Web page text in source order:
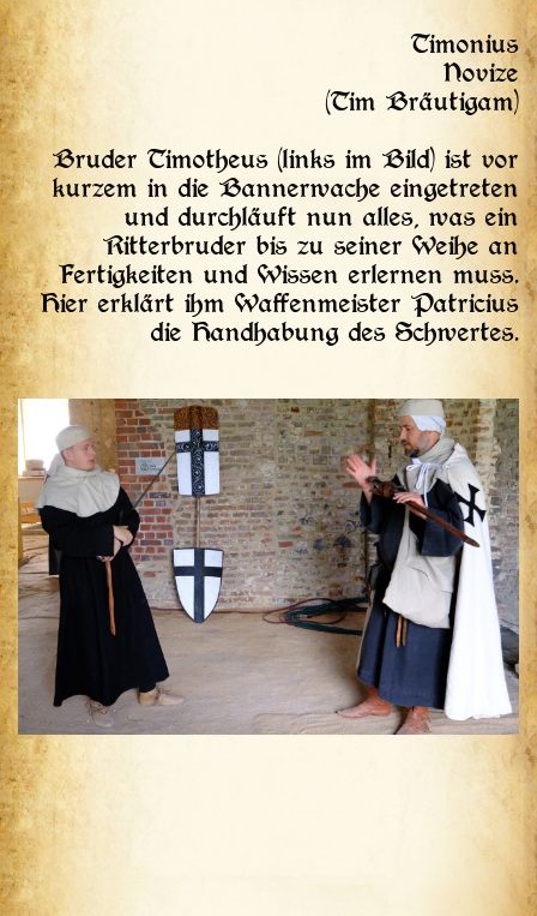
Timonius
Novize
(Tim Bräutigam)
Bruder Timotheus (links im Bild) ist vor
kurzem in die Bannerwache eingetreten
und durchläuft nun alles, was ein
Ritterbruder bis zu seiner Weihe an
Fertigkeiten und Wissen erlernen muss.
Hier erklärt ihm Waffenmeister Patricius
die Handhabung des Schwertes.